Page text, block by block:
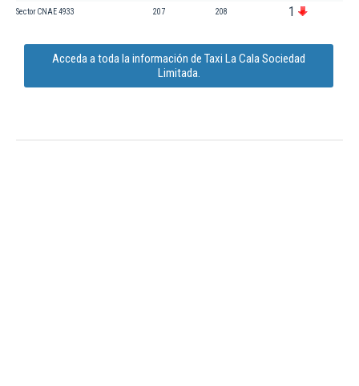
Sector CNAE 4933 207 208 1
Acceda a toda la información de Taxi La Cala Sociedad
Limitada.